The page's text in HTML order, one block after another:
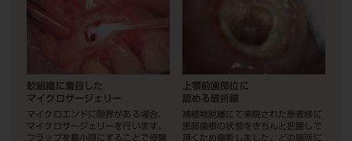
軟組織に着目した
マイクロサージェリー
マイクロエンドに限界がある場合、
マイクロサージェリーを行います。
フラップを最小限にすることで侵襲
上顎前歯部位に
認める破折線
補綴物脱離にて来院された患者様に
患部歯根の状態をきちんと把握して
頂くため撮影しました。どの場所に